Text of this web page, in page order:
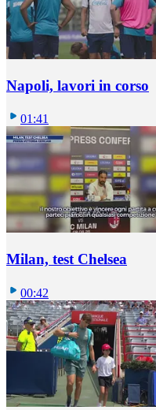
Napoli, lavori in corso
01:41
Milan, test Chelsea
00:42